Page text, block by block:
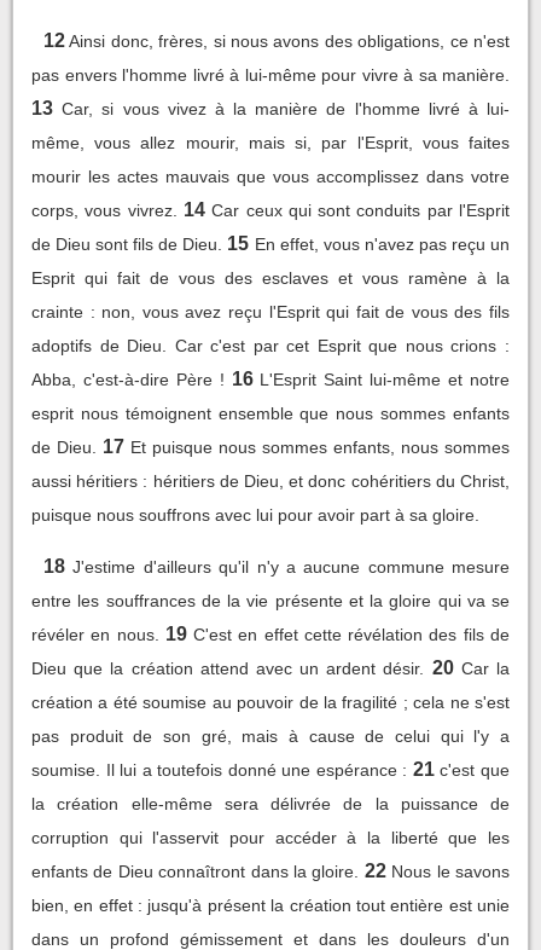
12 Ainsi donc, frères, si nous avons des obligations, ce n'est
pas envers l'homme livré à lui-même pour vivre à sa manière.
13 Car, si vous vivez à la manière de l'homme livré à lui-
même, vous allez mourir, mais si, par l'Esprit, vous faites
mourir les actes mauvais que vous accomplissez dans votre
corps, vous vivrez.
14 Car ceux qui sont conduits par l'Esprit
de Dieu sont fils de Dieu.
15 En effet, vous n'avez pas reçu un
Esprit qui fait de vous des esclaves et vous ramène à la
crainte : non, vous avez reçu l'Esprit qui fait de vous des fils
adoptifs de Dieu. Car c'est par cet Esprit que nous crions :
Abba, c'est-à-dire Père ! 16 L'Esprit Saint lui-même et notre
esprit nous témoignent ensemble que nous sommes enfants
de Dieu.
17 Et puisque nous sommes enfants, nous sommes
aussi héritiers : héritiers de Dieu, et donc cohéritiers du Christ,
puisque nous souffrons avec lui pour avoir part à sa gloire.
18 J'estime d'ailleurs qu'il n'y a aucune commune mesure
entre les souffrances de la vie présente et la gloire qui va se
révéler en nous.
19 C'est en effet cette révélation des fils de
Dieu que la création attend avec un ardent désir.
20 Car la
création a été soumise au pouvoir de la fragilité ; cela ne s'est
pas produit de son gré, mais à cause de celui qui l'y a
soumise. Il lui a toutefois donné une espérance : 21 c'est que
la création elle-même sera délivrée de la puissance de
corruption qui l'asservit pour accéder à la liberté que les
enfants de Dieu connaîtront dans la gloire. 22 Nous le savons
bien, en effet : jusqu'à présent la création tout entière est unie
dans un profond gémissement et dans les douleurs d'un